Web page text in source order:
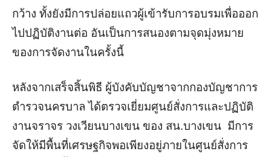
กว้าง ทั้งยังมีการปล่อยแถวผู้เข้ารับการอบรมเพื่อออก
ไปปฏิบัติงานต่อ อันเป็นการสนองตามจุดมุ่งหมาย
ของการจัดงานในครั้งนี้
หลังจากเสร็จสิ้นพิธี ผู้บังคับบัญชาจากกองบัญชาการ
ตำรวจนครบาล ได้ตรวจเยี่ยมศูนย์สั่งการและปฏิบัติ
งานจราจร วงเวียนบางเขน ของ สน.บางเขน มีการ
จัดให้มีพื้นที่เศรษฐกิจพอเพียงอยู่ภายในศูนย์สั่งการ